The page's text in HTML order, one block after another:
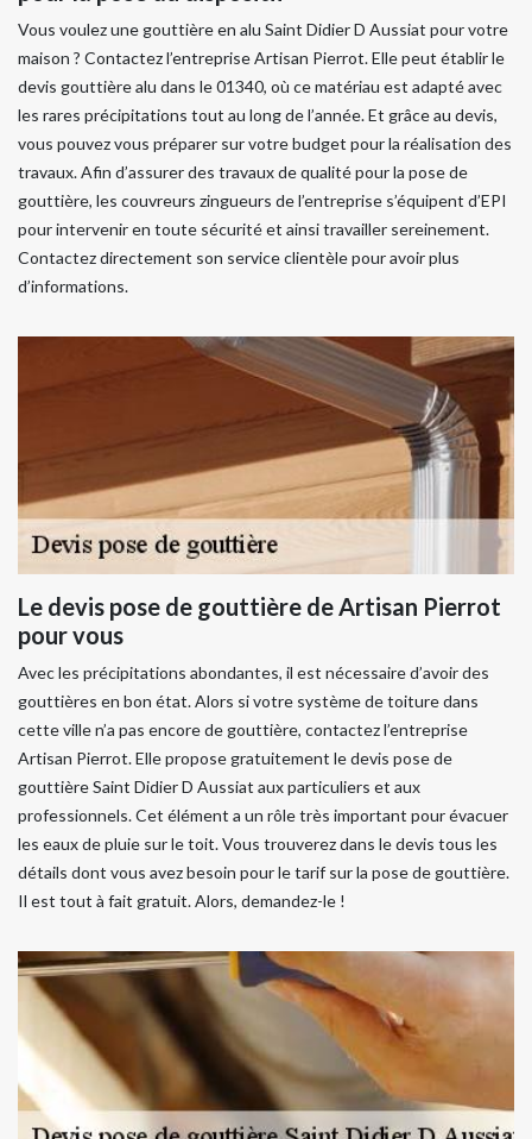
Vous voulez une gouttière en alu Saint Didier D Aussiat pour votre
maison ? Contactez l’entreprise Artisan Pierrot. Elle peut établir le
devis gouttière alu dans le 01340, où ce matériau est adapté avec
les rares précipitations tout au long de l’année. Et grâce au devis,
vous pouvez vous préparer sur votre budget pour la réalisation des
travaux. Afin d’assurer des travaux de qualité pour la pose de
gouttière, les couvreurs zingueurs de l’entreprise s’équipent d’EPI
pour intervenir en toute sécurité et ainsi travailler sereinement.
Contactez directement son service clientèle pour avoir plus
d’informations.
Le devis pose de gouttière de Artisan Pierrot
pour vous
Avec les précipitations abondantes, il est nécessaire d’avoir des
gouttières en bon état. Alors si votre système de toiture dans
cette ville n’a pas encore de gouttière, contactez l’entreprise
Artisan Pierrot. Elle propose gratuitement le devis pose de
gouttière Saint Didier D Aussiat aux particuliers et aux
professionnels. Cet élément a un rôle très important pour évacuer
les eaux de pluie sur le toit. Vous trouverez dans le devis tous les
détails dont vous avez besoin pour le tarif sur la pose de gouttière.
Il est tout à fait gratuit. Alors, demandez-le !